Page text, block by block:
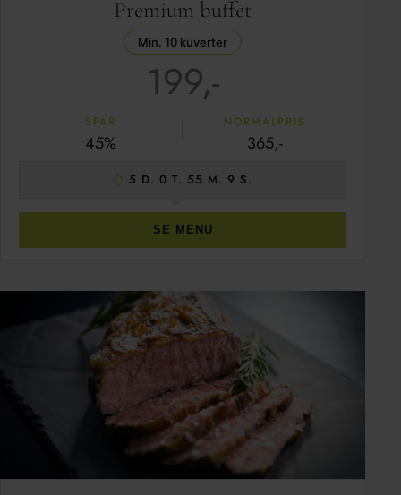
Premium buffet
Min. 10 kuverter
199,-
SPAR
45%
NORMALPRIS
365,-
5 D. 0 T. 55 M. 8 S.
SE MENU